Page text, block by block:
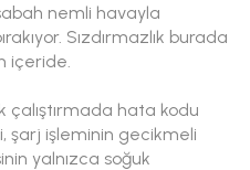
nemli havayla
Sızdırmazlık burada
içeride.
çalıştırmada hata kodu
şarj işleminin gecikmeli
yalnızca soğuk